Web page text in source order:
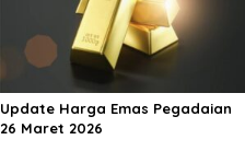
Update Harga Emas Pegadaian
26 Maret 2026